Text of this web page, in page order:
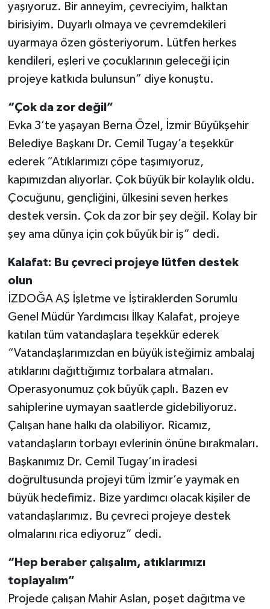
yaşıyoruz. Bir anneyim, çevreciyim, halktan
birisiyim. Duyarlı olmaya ve çevremdekileri
uyarmaya özen gösteriyorum. Lütfen herkes
kendileri, eşleri ve çocuklarının geleceği için
projeye katkıda bulunsun” diye konuştu.
“Çok da zor değil”
Evka 3’te yaşayan Berna Özel, İzmir Büyükşehir
Belediye Başkanı Dr. Cemil Tugay’a teşekkür
ederek “Atıklarımızı çöpe taşımıyoruz,
kapımızdan alıyorlar. Çok büyük bir kolaylık oldu.
Çocuğunu, gençliğini, ülkesini seven herkes
destek versin. Çok da zor bir şey değil. Kolay bir
şey ama dünya için çok büyük bir iş” dedi.
Kalafat: Bu çevreci projeye lütfen destek
olun
İZDOĞA AŞ İşletme ve İştiraklerden Sorumlu
Genel Müdür Yardımcısı İlkay Kalafat, projeye
katılan tüm vatandaşlara teşekkür ederek
“Vatandaşlarımızdan en büyük isteğimiz ambalaj
atıklarını dağıttığımız torbalara atmaları.
Operasyonumuz çok büyük çaplı. Bazen ev
sahiplerine uymayan saatlerde gidebiliyoruz.
Çalışan hane halkı da olabiliyor. Ricamız,
vatandaşların torbayı evlerinin önüne bırakmaları.
Başkanımız Dr. Cemil Tugay’ın iradesi
doğrultusunda projeyi tüm İzmir’e yaymak en
büyük hedefimiz. Bize yardımcı olacak kişiler de
vatandaşlarımız. Bu çevreci projeye destek
olmalarını rica ediyoruz” dedi.
“Hep beraber çalışalım, atıklarımızı
toplayalım”
Projede çalışan Mahir Aslan, poşet dağıtma ve